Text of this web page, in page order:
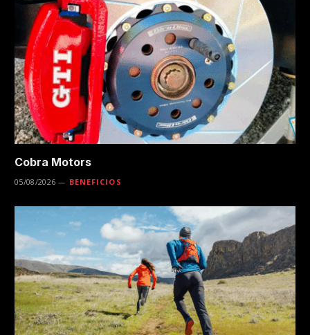
Cobra Motors
05/08/2026 BENEFICIOS